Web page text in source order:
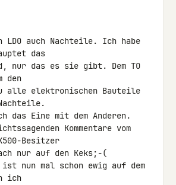
LDO auch Nachteile. Ich habe
das
nur das es sie gibt. Dem TO
den
alle elektronischen Bauteile
das Eine mit dem Anderen.
Kommentare vom
Besitzer
nur auf den Keks;-(
nun mal schon ewig auf dem
ich